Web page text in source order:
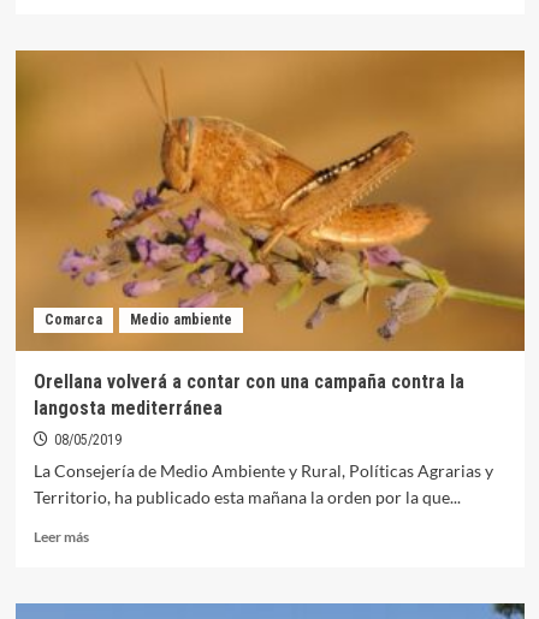
Una
sentencia
que
el
cangrejo
rojo
de
es
exótica
invasora»
Comarca Medio ambiente
Orellana volverá a contar con una campaña contra la
langosta mediterránea
08/05/2019
La Consejería de Medio Ambiente y Rural, Políticas Agrarias y
Territorio, ha publicado esta mañana la orden por la que...
Leer másLeer
Orellana